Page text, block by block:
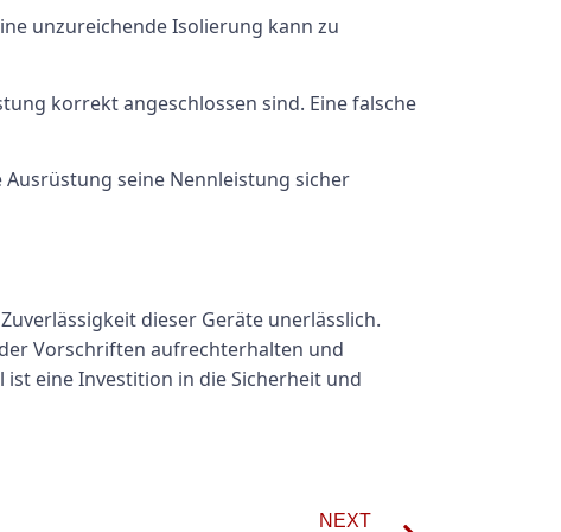
unzureichende Isolierung kann zu
korrekt angeschlossen sind. Eine falsche
seine Nennleistung sicher
dieser Geräte unerlässlich.
Vorschriften aufrechterhalten und
eine Investition in die Sicherheit und
NEXT